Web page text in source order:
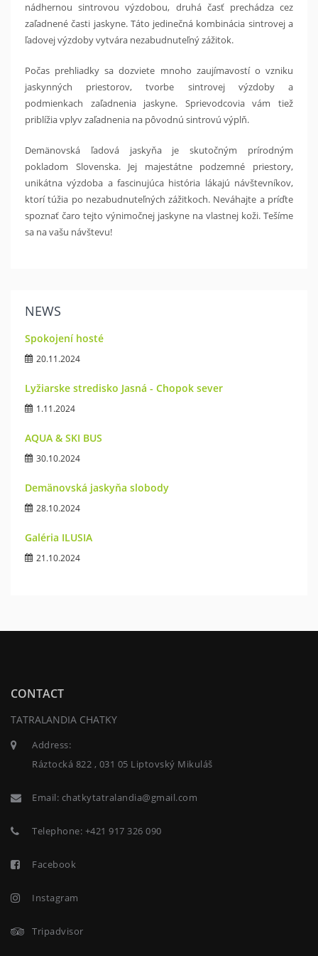
nádhernou sintrovou výzdobou, druhá časť prechádza cez
zaľadnené časti jaskyne. Táto jedinečná kombinácia sintrovej a
ľadovej výzdoby vytvára nezabudnuteľný zážitok.
Počas prehliadky sa dozviete mnoho zaujímavostí o vzniku
jaskynných priestorov, tvorbe sintrovej výzdoby a
podmienkach zaľadnenia jaskyne. Sprievodcovia vám tiež
priblížia vplyv zaľadnenia na pôvodnú sintrovú výplň.
Demänovská ľadová jaskyňa je skutočným prírodným
pokladom Slovenska. Jej majestátne podzemné priestory,
unikátna výzdoba a fascinujúca história lákajú návštevníkov,
ktorí túžia po nezabudnuteľných zážitkoch. Neváhajte a príďte
spoznať čaro tejto výnimočnej jaskyne na vlastnej koži. Tešíme
sa na vašu návštevu!
NEWS
Spokojení hosté
20.11.2024
Lyžiarske stredisko Jasná - Chopok sever
1.11.2024
AQUA & SKI BUS
30.10.2024
Demänovská jaskyňa slobody
28.10.2024
Galéria ILUSIA
21.10.2024
CONTACT
TATRALANDIA CHATKY
Address:
Ráztocká 822 , 031 05 Liptovský Mikuláš
Email: chatkytatralandia@gmail.com
Telephone: +421 917 326 090
Facebook
Instagram
Tripadvisor